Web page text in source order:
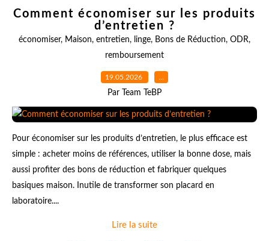
Comment économiser sur les produits
d’entretien ?
économiser, Maison, entretien, linge, Bons de Réduction, ODR,
remboursement
19.05.2026 …
Par Team TeBP
Pour économiser sur les produits d’entretien, le plus efficace est
simple : acheter moins de références, utiliser la bonne dose, mais
aussi profiter des bons de réduction et fabriquer quelques
basiques maison. Inutile de transformer son placard en
laboratoire....
Lire la suite